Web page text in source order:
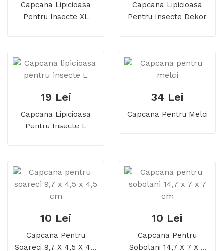
Capcana Lipicioasa
Pentru Insecte XL
Capcana Lipicioasa
Pentru Insecte Dekor
19 Lei
Capcana Lipicioasa
Pentru Insecte L
34 Lei
Capcana Pentru Melci
10 Lei
Capcana Pentru
Soareci 9,7 X 4,5 X 4,5
10 Lei
Capcana Pentru
Sobolani 14,7 X 7 X 7